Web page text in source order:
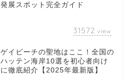
発展スポット完全ガイド
31572 view
ゲイビーチの聖地はここ！全国の
ハッテン海岸10選を初心者向け
に徹底紹介【2025年最新版】